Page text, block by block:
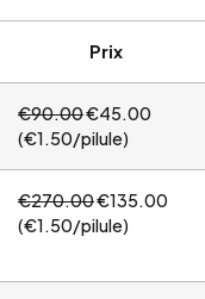
Prix
€90.00€45.00
(€1.50/pilule)
€270.00€135.00
(€1.50/pilule)